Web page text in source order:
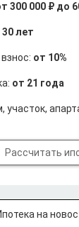
300 000 ₽ до
лет
от 10%
от 21 года
участок,
Рассчитать
на